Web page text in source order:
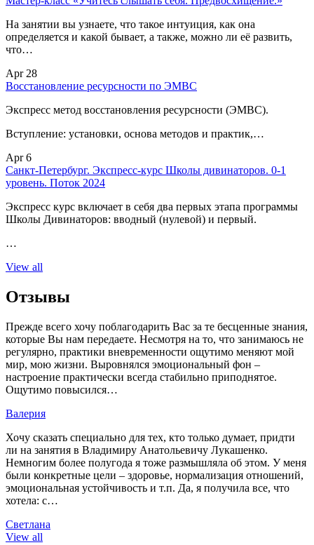
На занятии вы узнаете, что такое интуиция, как она
определяется и какой бывает, а также, можно ли её развить,
что…
Apr 28
Восстановление ресурсности по ЭМВС
Экспресс метод восстановления ресурсности (ЭМВС).
Вступление: установки, основа методов и практик,…
Apr 6
Санкт-Петербург. Экспресс-курс Школы дивинаторов. 0-1
уровень. Поток 2024
Экспресс курс включает в себя два первых этапа программы
Школы Дивинаторов: вводный (нулевой) и первый.
…
View all
Отзывы
Прежде всего хочу поблагодарить Вас за те бесценные знания,
которые Вы нам передаете. Несмотря на то, что занимаюсь не
регулярно, практики вневременности ощутимо меняют мой
мир, мою жизни. Выровнялся эмоциональный фон –
настроение практически всегда стабильно приподнятое.
Ощутимо повысился…
Валерия
Хочу сказать специально для тех, кто только думает, придти
ли на занятия в Владимиру Анатольевичу Лукашенко.
Немногим более полугода я тоже размышляла об этом. У меня
были конкретные цели – здоровье, нормализация отношений,
эмоциональная устойчивость и т.п. Да, я получила все, что
хотела: с…
Светлана
View all